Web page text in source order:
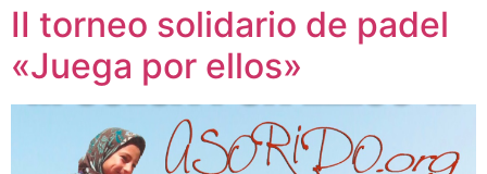
II torneo solidario de padel
«Juega por ellos»